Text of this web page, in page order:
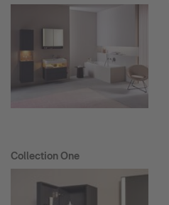
Collection One